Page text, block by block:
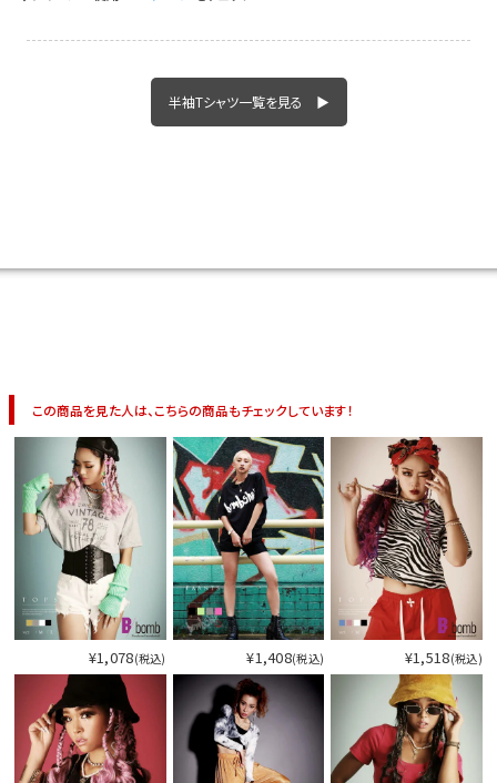
半袖Tシャツ一覧を見る ▶
この商品を見た人は、こちらの商品もチェックしています！
¥1,078(税込) ¥1,408(税込) ¥1,518(税込)